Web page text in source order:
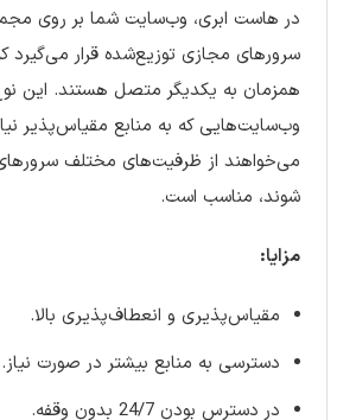
در هاست ابری، وب‌سایت شما بر روی
سرورهای مجازی توزیع‌شده قرار می‌گیرد
همزمان به یکدیگر متصل هستند. این
وب‌سایت‌هایی که به منابع مقیاس‌پذیر
می‌خواهند از ظرفیت‌های مختلف سرورهای
شوند، مناسب است.
مزایا:
مقیاس‌پذیری و انعطاف‌پذیری بالا.
دسترسی به منابع بیشتر در صورت نیاز.
در دسترس بودن 24/7 بدون وقفه.